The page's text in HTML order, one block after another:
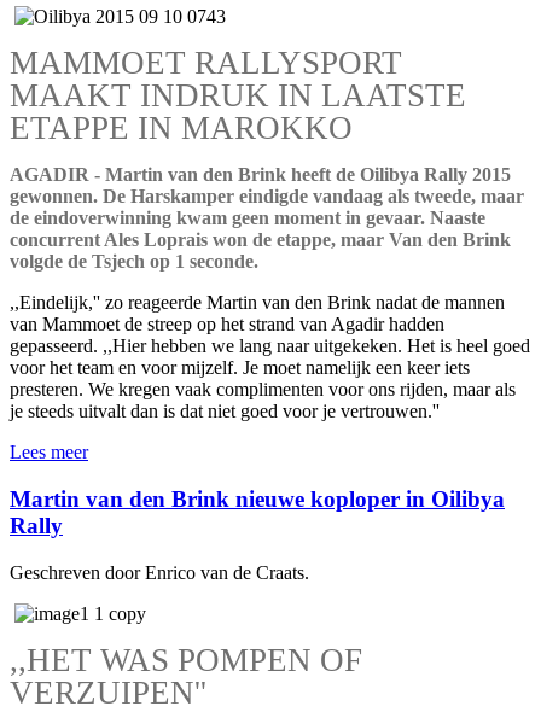
MAMMOET RALLYSPORT
MAAKT INDRUK IN LAATSTE
ETAPPE IN MAROKKO
AGADIR - Martin van den Brink heeft de Oilibya Rally 2015
gewonnen. De Harskamper eindigde vandaag als tweede, maar
de eindoverwinning kwam geen moment in gevaar. Naaste
concurrent Ales Loprais won de etappe, maar Van den Brink
volgde de Tsjech op 1 seconde.
,,Eindelijk,'' zo reageerde Martin van den Brink nadat de mannen
van Mammoet de streep op het strand van Agadir hadden
gepasseerd. ,,Hier hebben we lang naar uitgekeken. Het is heel goed
voor het team en voor mijzelf. Je moet namelijk een keer iets
presteren. We kregen vaak complimenten voor ons rijden, maar als
je steeds uitvalt dan is dat niet goed voor je vertrouwen.''
Lees meer
Martin van den Brink nieuwe koploper in Oilibya
Rally
Geschreven door Enrico van de Craats.
,,HET WAS POMPEN OF
VERZUIPEN''